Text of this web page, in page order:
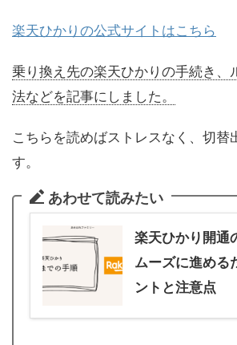
楽天ひかりの公式サイトはこちら
乗り換え先の楽天ひかりの手続き、
法などを記事にしました。
こちらを読めばストレスなく、切替
す。
あわせて読みたい
楽天ひかり開通
ムーズに進める
ントと注意点